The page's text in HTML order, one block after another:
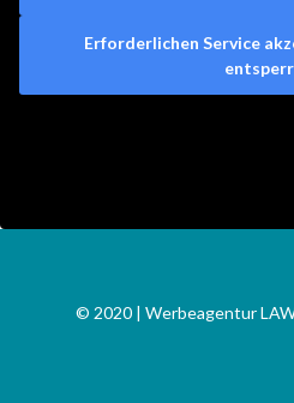
Erforderlichen Service
© 2020 | Werbeagentur